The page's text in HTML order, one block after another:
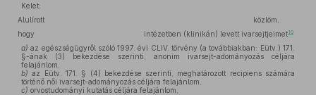
Kelet:
Alulírott
közlöm,
hogy
intézetben (klinikán) levett ivarsejtjeimet10
a) az egészségügyről szóló 1997. évi CLIV. törvény (a továbbiakban: Eütv.) 171.
§-ának (3) bekezdése szerinti, anonim ivarsejt-adományozás céljára
felajánlom,
b) az Eütv. 171. § (4) bekezdése szerinti, meghatározott recipiens számára
történő női ivarsejt-adományozás céljára felajánlom,
c) orvostudományi kutatás céljára felajánlom,